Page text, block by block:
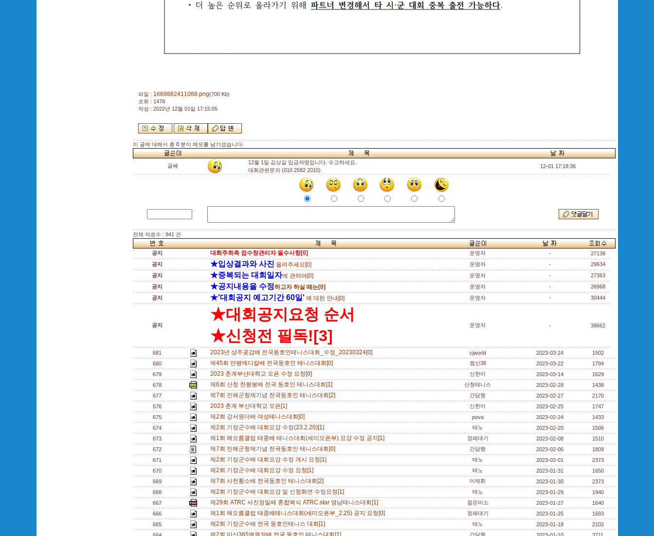
파일 : 1669882411088.png(700 Kb)
조회 : 1478
작성 : 2022년 12월 01일 17:15:05
이 글에 대해서 총 0분이 메모를 남기셨습니다.
글쎄
12월 1일 김상길 입금자명입니다. 수고하세요.
대회관련문의 (010 2582 2010)
12-01 17:18:36
전체 자료수 : 941 건
공지 대회주최측 접수창관리자 필수사항[0] 운영자 -
27138
공지
★입상결과와 사진 올려주세요[0] 운영자 -
29634
공지
★중복되는 대회일자에 관하여[0] 운영자 -
27363
공지
★공지내용을 수정하고자 하실 때는[0] 운영자 -
26968
공지
★'대회공지 예고기간 60일' 에 대한 안내[0] 운영자 - 30444
공지
★대회공지요청 순서
★신청전 필독![3]
운영자 - 38662
681 2023년 상주곶감배 전국동호인테니스대회_수정_20230324[0] cjworld 2023-03-24
1502
680
제45회 만평메디칼배 전국동호인 테니스대회[0] 켐신38 2023-03-22
1794
679
2023 춘계부산대학교 오픈 수정 요청[0] 신한이 2023-03-14
1629
678
제6회 산청 천왕봉배 전국 동호인 테니스대회[1] 산청테니스 2023-02-28
1438
677
제7회 진해군항제기념 전국동호인 테니스대회[2] 간담짱 2023-02-27
2170
676
2023 춘계 부산대학교 오픈[1] 신한이 2023-02-25
1747
675
제2회 강서원더배 여성테니스대회[0] pova 2023-02-24
1433
674
제2회 기장군수배 대회요강 수정(23.2.20)[1] 테노 2023-02-20
1506
673
제1회 해오름클럽 태종배 테니스대회(세미오픈부) 요강 수정 공지[1] 정패대기 2023-02-08
1510
672
제7회 진해군항제기념 전국동호인 테니스대회[0] 간담짱 2023-02-06
1809
671
제2회 기장군수배 대회요강 수정 게시 요청[1] 테노 2023-02-01
2373
670
제2회 기장군수배 대회요강 수정 요청[1] 테노 2023-01-31
1650
669
제7회 사천황소배 전국동호인 테니스대회[2] 이제휘 2023-01-30
2373
668
제2회 기장군수배 대회요강 및 신청화면 수정요청[1] 테노 2023-01-29
1940
667
제29회 ATRC 서진정밀배 혼합복식 ATRC.star 영남테니스대회[1] 젊은미소 2023-01-27
1640
666
제1회 해오름클럽 태종배테니스대회(세미오픈부_2.25) 공지 요청[0] 정패대기 2023-01-25
1693
665
제2회 기장군수배 전국 동호인테니스 대회[1] 테노 2023-01-18
2102
제2회 마산365병원장배 전국 동호인 테니스대회[1] 간담짱